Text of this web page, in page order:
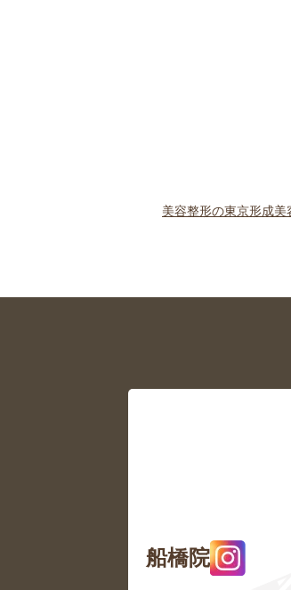
美容整形の東京形成美
船橋院